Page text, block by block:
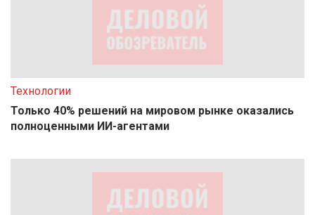
Технологии
Только 40% решений на мировом рынке оказались
полноценными ИИ-агентами